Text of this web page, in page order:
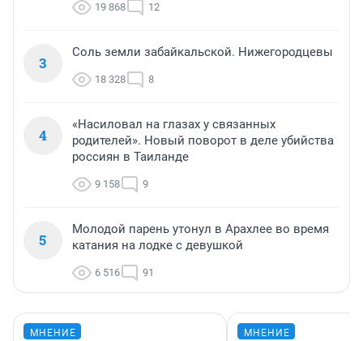
19 868 12
3
Соль земли забайкальской. Нижегородцевы
18 328 8
4
«Насиловал на глазах у связанных
родителей». Новый поворот в деле убийства
россиян в Таиланде
9 158 9
5
Молодой парень утонул в Арахлее во время
катания на лодке с девушкой
6 516 91
МНЕНИЕ МНЕНИЕ